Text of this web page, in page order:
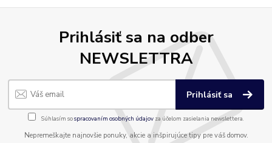
Prihlásiť sa na odber
NEWSLETTRA
Prihlásiť sa
Súhlasím sospracovaním osobných údajov za účelom zasielania newslettera.
Nepremeškajte najnovšie ponuky, akcie a inšpirujúce tipy pre váš domov.